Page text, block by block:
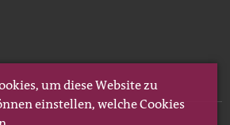
um diese Website zu
einstellen, welche Cookies